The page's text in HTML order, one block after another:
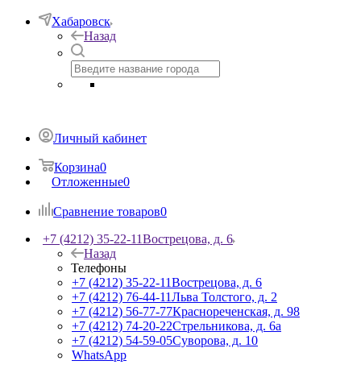
Хабаровск
Назад
Личный кабинет
Корзина0
Отложенные0
Сравнение товаров0
+7 (4212) 35-22-11Вострецова, д. 6
Назад
Телефоны
+7 (4212) 35-22-11Вострецова, д. 6
+7 (4212) 76-44-11Льва Толстого, д. 2
+7 (4212) 56-77-77Краснореченская, д. 98
+7 (4212) 74-20-22Стрельникова, д. 6а
+7 (4212) 54-59-05Суворова, д. 10
WhatsApp